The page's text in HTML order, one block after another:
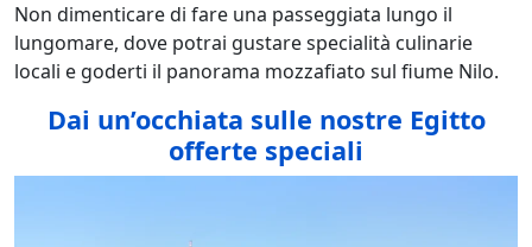
Non dimenticare di fare una passeggiata lungo il
lungomare, dove potrai gustare specialità culinarie
locali e goderti il panorama mozzafiato sul fiume Nilo.
Dai un’occhiata sulle nostre Egitto
offerte speciali